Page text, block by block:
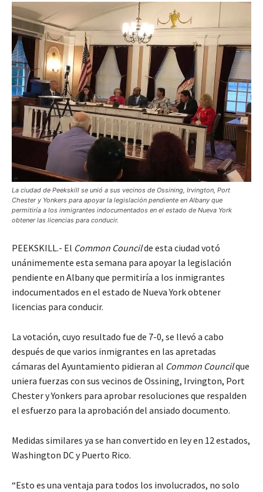
La ciudad de Peekskill se unió a sus vecinos de Ossining, Irvington, Port
Chester y Yonkers para apoyar la legislación pendiente en Albany que
permitiría a los inmigrantes indocumentados en el estado de Nueva York
obtener las licencias para conducir.
PEEKSKILL.- El Common Councilde esta ciudad votó
unánimemente esta semana para apoyar la legislación
pendiente en Albany que permitiría a los inmigrantes
indocumentados en el estado de Nueva York obtener
licencias para conducir.
La votación, cuyo resultado fue de 7-0, se llevó a cabo
después de que varios inmigrantes en las apretadas
cámaras del Ayuntamiento pidieran al Common Councilque
uniera fuerzas con sus vecinos de Ossining, Irvington, Port
Chester y Yonkers para aprobar resoluciones que respalden
el esfuerzo para la aprobación del ansiado documento.
Medidas similares ya se han convertido en ley en 12 estados,
Washington DC y Puerto Rico.
“Esto es una ventaja para todos los involucrados, no solo